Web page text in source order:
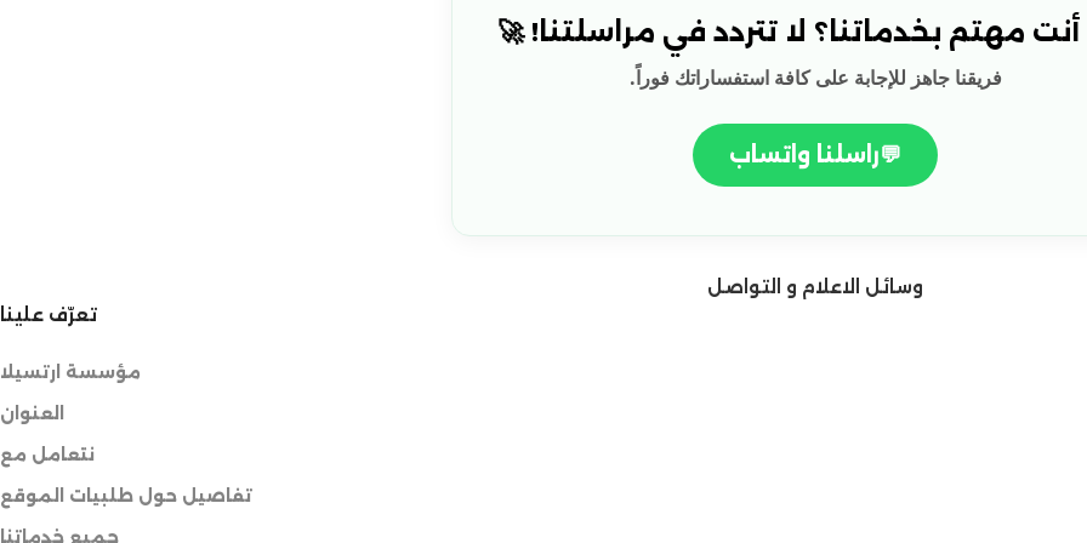
مهتم بخدماتنا؟ لا تتردد في مراسلتنا! 🚀
فريقنا جاهز للإجابة على كافة استفساراتك فوراً.
💬راسلنا واتساب
وسائل الاعلام و التواصل
تعرّف علينا
مؤسسة ارتسيلا
العنوان
نتعامل مع
تفاصيل حول طلبيات الموقع
جميع خدماتنا